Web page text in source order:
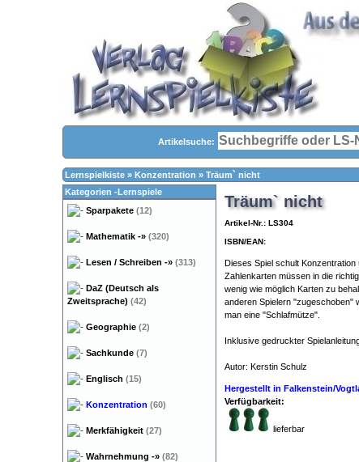
Artikelsuche:
Lernspielkiste » Konzentration » Träum` nicht
Träum` nicht
Artikel-Nr.: LS304
ISBN/EAN:
Dieses Spiel schult Konzentration
Zahlenkarten müssen in die
wenig wie möglich Karten zu
anderen Spielern "zugeschoben"
man eine "Schlafmütze".
Inklusive gedruckter
Autor: Kerstin Schulz
Hergestellt in Falkenstein/
Verfügbarkeit:
lieferbar
Kategorien -Lernspiele
Sparpakete (12)
Mathematik -» (320)
Lesen / Schreiben -» (313)
DaZ (Deutsch als
Zweitsprache) (42)
Geographie (2)
Sachkunde (7)
Englisch (15)
Konzentration (60)
Merkfähigkeit (27)
Wahrnehmung -» (82)